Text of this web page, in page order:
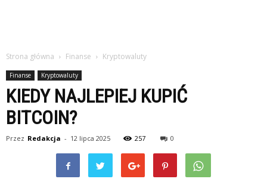
Strona główna Finanse Kryptowaluty
Finanse Kryptowaluty
KIEDY NAJLEPIEJ KUPIĆ
BITCOIN?
Przez Redakcja - 12 lipca 2025 257 0